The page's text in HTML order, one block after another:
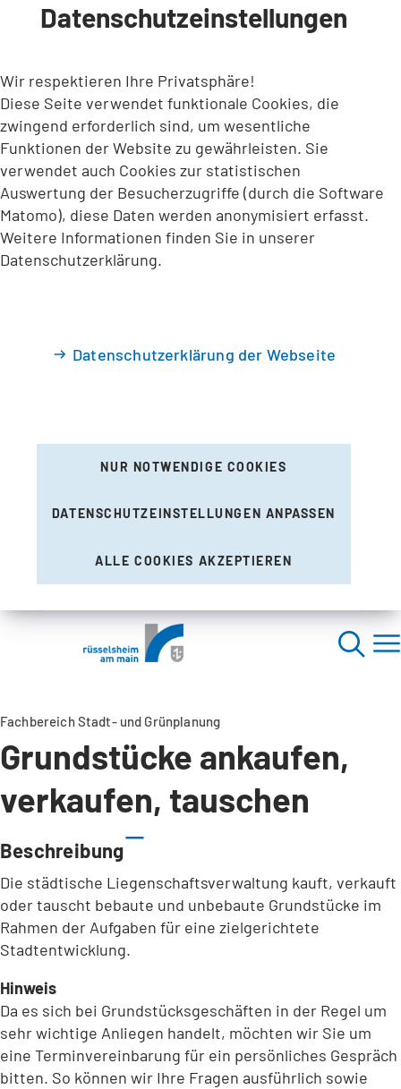
INHALT ANSPRINGEN
Datenschutzeinstellungen
Wir respektieren Ihre Privatsphäre!
Diese Seite verwendet funktionale Cookies, die
zwingend erforderlich sind, um wesentliche
Funktionen der Website zu gewährleisten. Sie
verwendet auch Cookies zur statistischen
Auswertung der Besucherzugriffe (durch die Software
Matomo), diese Daten werden anonymisiert erfasst.
Weitere Informationen finden Sie in unserer
Datenschutzerklärung.
Datenschutzerklärung der Webseite
NUR NOTWENDIGE COOKIES
DATENSCHUTZEINSTELLUNGEN ANPASSEN
ALLE COOKIES AKZEPTIEREN
Fachbereich Stadt- und Grünplanung
Grundstücke ankaufen,
verkaufen, tauschen
Beschreibung
Die städtische Liegenschaftsverwaltung kauft, verkauft
oder tauscht bebaute und unbebaute Grundstücke im
Rahmen der Aufgaben für eine zielgerichtete
Stadtentwicklung.
Hinweis
Da es sich bei Grundstücksgeschäften in der Regel um
sehr wichtige Anliegen handelt, möchten wir Sie um
eine Terminvereinbarung für ein persönliches Gespräch
bitten. So können wir Ihre Fragen ausführlich sowie